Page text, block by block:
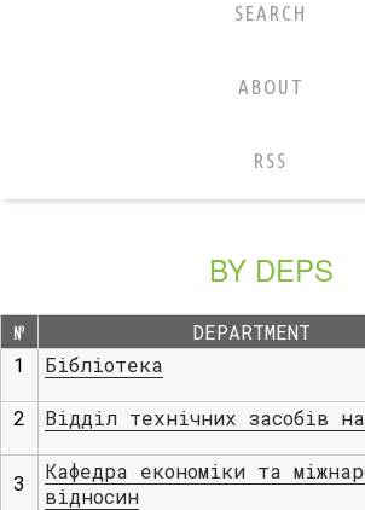
SEARCH
ABOUT
RSS
BY DEPS
№ DEPARTMENT
1
Бібліотека
2 Відділ технічних засобів
3
Кафедра економіки та
відносин